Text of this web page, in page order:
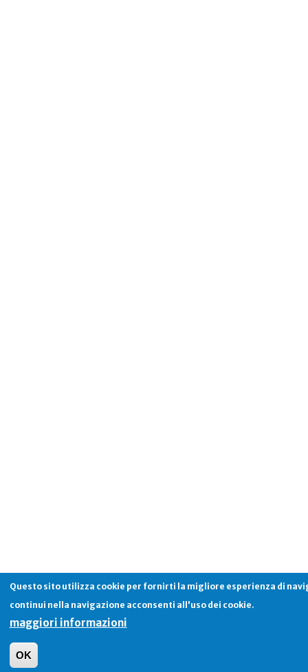
Questo sito utilizza cookie per fornirti la migliore esperienza di
continui nella navigazione acconsenti all'uso dei cookie.
maggiori informazioni
OK